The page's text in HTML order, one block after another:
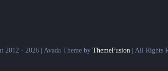
2012 - 2026 | Avada Theme byThemeFusion | All Rights